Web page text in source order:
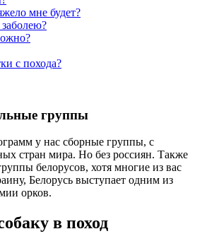
мне будет?
с похода?
группы
у нас сборные группы, с
стран мира. Но без россиян. Также
белорусов, хотя многие из вас
Белорусь выступает одним из
орков.
в поход